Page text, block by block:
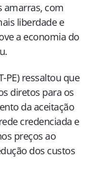
amarras, com
liberdade e
a economia do
PE) ressaltou que
diretos para os
da aceitação
credenciada e
preços ao
dos custos